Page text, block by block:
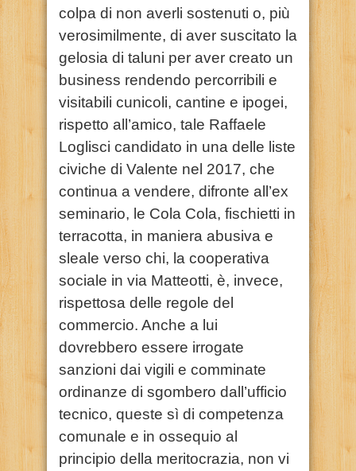
colpa di non averli sostenuti o, più
verosimilmente, di aver suscitato la
gelosia di taluni per aver creato un
business rendendo percorribili e
visitabili cunicoli, cantine e ipogei,
rispetto all’amico, tale Raffaele
Loglisci candidato in una delle liste
civiche di Valente nel 2017, che
continua a vendere, difronte all’ex
seminario, le Cola Cola, fischietti in
terracotta, in maniera abusiva e
sleale verso chi, la cooperativa
sociale in via Matteotti, è, invece,
rispettosa delle regole del
commercio. Anche a lui
dovrebbero essere irrogate
sanzioni dai vigili e comminate
ordinanze di sgombero dall’ufficio
tecnico, queste sì di competenza
comunale e in ossequio al
principio della meritocrazia, non vi